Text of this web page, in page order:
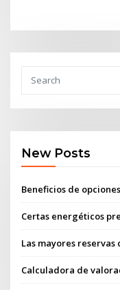
New Posts
Beneficios de
Certas energéticos
Las mayores
Calculadora de